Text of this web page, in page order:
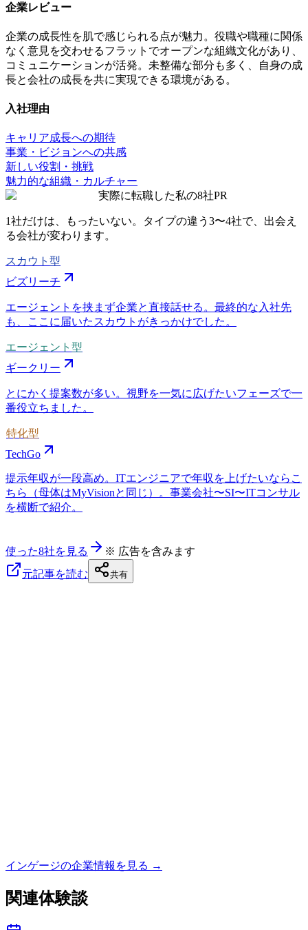
企業レビュー
企業の成長性を肌で感じられる点が魅力。役職や職種に関係
なく意見を交わせるフラットでオープンな組織文化があり、
コミュニケーションが活発。未整備な部分も多く、自身の成
長と会社の成長を共に実現できる環境がある。
入社理由
キャリア成長への期待
事業・ビジョンへの共感
新しい役割・挑戦
魅力的な組織・カルチャー
実際に転職した私の8社PR
1社だけは、もったいない。タイプの違う 3〜4社で、出会え
る会社が変わります。
スカウト型
ビズリーチ
エージェントを挟まず企業と直接話せる。最終的な入社先
も、ここに届いたスカウトがきっかけでした。
エージェント型
ギークリー
とにかく提案数が多い。視野を一気に広げたいフェーズで一
番役立ちました。
特化型
TechGo
提示年収が一段高め。ITエンジニアで年収を上げたいならこ
ちら（母体はMyVisionと同じ）。事業会社〜SI〜ITコンサル
を横断で紹介。
使った8社を見る
※ 広告を含みます
元記事を読む
共有
インゲージの企業情報を見る →
関連体験談